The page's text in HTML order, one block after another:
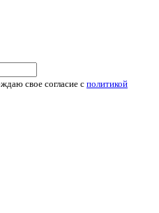
свое согласие с политикой